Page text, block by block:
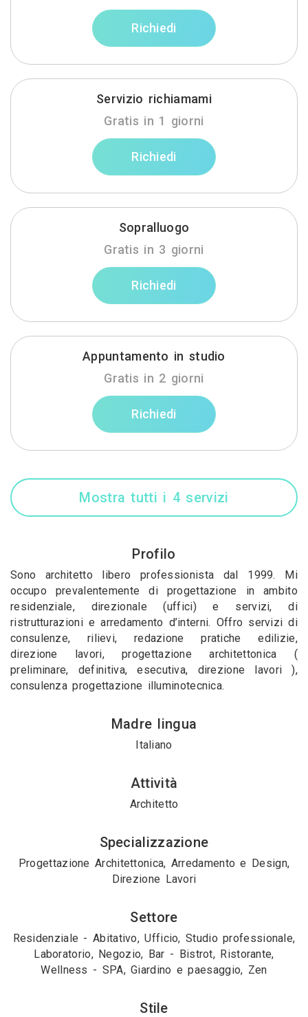
Richiedi
Servizio richiamami
Gratis in 1 giorni
Richiedi
Sopralluogo
Gratis in 3 giorni
Richiedi
Appuntamento in studio
Gratis in 2 giorni
Richiedi
Mostra tutti i 4 servizi
Profilo
Sono architetto libero professionista dal 1999. Mi
occupo prevalentemente di progettazione in ambito
residenziale, direzionale (uffici) e servizi, di
ristrutturazioni e arredamento d’interni. Offro servizi di
consulenze, rilievi, redazione pratiche edilizie,
direzione lavori, progettazione architettonica (
preliminare, definitiva, esecutiva, direzione lavori ),
consulenza progettazione illuminotecnica.
Madre lingua
Italiano
Attività
Architetto
Specializzazione
Progettazione Architettonica, Arredamento e Design,
Direzione Lavori
Settore
Residenziale - Abitativo, Ufficio, Studio professionale,
Laboratorio, Negozio, Bar - Bistrot, Ristorante,
Wellness - SPA, Giardino e paesaggio, Zen
Stile